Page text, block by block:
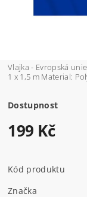
Vlajka - Evropská
1 x 1,5 m Material:
Dostupnost
199 Kč
Kód produktu
Značka